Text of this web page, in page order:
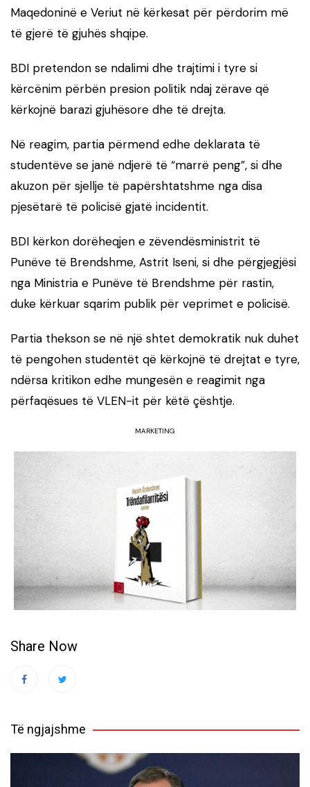
Maqedoninë e Veriut në kërkesat për përdorim më
të gjerë të gjuhës shqipe.
BDI pretendon se ndalimi dhe trajtimi i tyre si
kërcënim përbën presion politik ndaj zërave që
kërkojnë barazi gjuhësore dhe të drejta.
Në reagim, partia përmend edhe deklarata të
studentëve se janë ndjerë të “marrë peng”, si dhe
akuzon për sjellje të papërshtatshme nga disa
pjesëtarë të policisë gjatë incidentit.
BDI kërkon dorëheqjen e zëvendësministrit të
Punëve të Brendshme, Astrit Iseni, si dhe përgjegjësi
nga Ministria e Punëve të Brendshme për rastin,
duke kërkuar sqarim publik për veprimet e policisë.
Partia thekson se në një shtet demokratik nuk duhet
të pengohen studentët që kërkojnë të drejtat e tyre,
ndërsa kritikon edhe mungesën e reagimit nga
përfaqësues të VLEN-it për këtë çështje.
MARKETING
Share Now
Të ngjajshme